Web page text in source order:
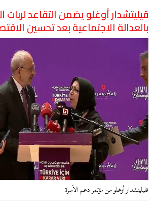
قيليتشدار أوغلو يضمن التقاعد لربات
بالعدالة الاجتماعية بعد تحسين
قليليتشدار أوغلو من مؤتمر دعم الأسرة